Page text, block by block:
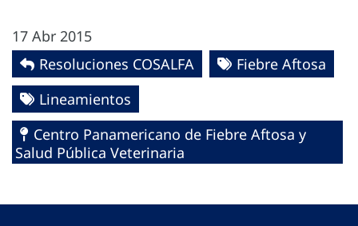
17 Abr 2015
Resoluciones COSALFA
Fiebre Aftosa
Lineamientos
Centro Panamericano de Fiebre Aftosa y
Salud Pública Veterinaria